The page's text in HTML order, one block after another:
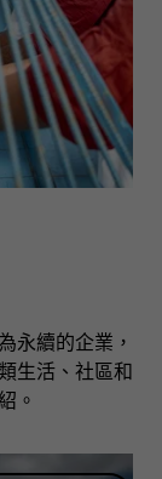
永續的企業，
生活、社區和
。